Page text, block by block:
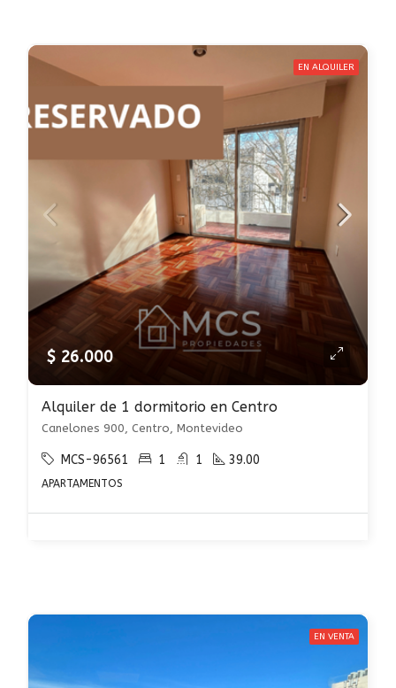
EN ALQUILER
$ 26.000
Alquiler de 1 dormitorio en Centro
Canelones 900, Centro, Montevideo
MCS-96561 1 1 39.00
APARTAMENTOS
EN VENTA